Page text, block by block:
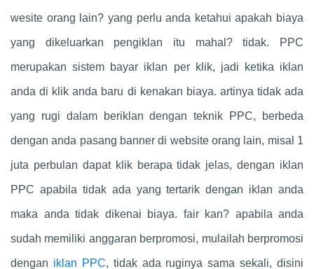
wesite orang lain? yang perlu anda ketahui apakah biaya
yang dikeluarkan pengiklan itu mahal? tidak. PPC
merupakan sistem bayar iklan per klik, jadi ketika iklan
anda di klik anda baru di kenakan biaya. artinya tidak ada
yang rugi dalam beriklan dengan teknik PPC, berbeda
dengan anda pasang banner di website orang lain, misal 1
juta perbulan dapat klik berapa tidak jelas, dengan iklan
PPC apabila tidak ada yang tertarik dengan iklan anda
maka anda tidak dikenai biaya. fair kan? apabila anda
sudah memiliki anggaran berpromosi, mulailah berpromosi
dengan iklan PPC, tidak ada ruginya sama sekali, disini